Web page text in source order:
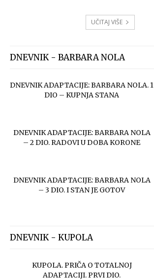
UČITAJ VIŠE
DNEVNIK - BARBARA NOLA
DNEVNIK ADAPTACIJE: BARBARA NOLA. 1
DIO – KUPNJA STANA
DNEVNIK ADAPTACIJE: BARBARA NOLA
– 2 DIO. RADOVI U DOBA KORONE
DNEVNIK ADAPTACIJE: BARBARA NOLA
– 3 DIO. I STAN JE GOTOV
DNEVNIK - KUPOLA
KUPOLA. PRIČA O TOTALNOJ
ADAPTACIJI. PRVI DIO.